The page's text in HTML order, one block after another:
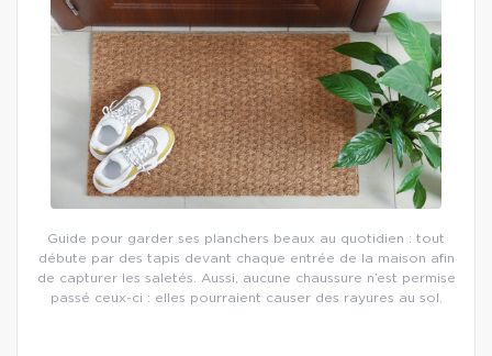
Guide pour garder ses planchers beaux au quotidien : tout
débute par des tapis devant chaque entrée de la maison afin
de capturer les saletés. Aussi, aucune chaussure n’est permise
passé ceux-ci : elles pourraient causer des rayures au sol.